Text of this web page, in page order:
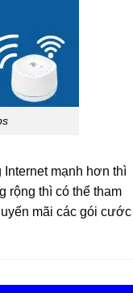
mạnh hơn thì
rộng thì có thể tham
mãi các gói cước